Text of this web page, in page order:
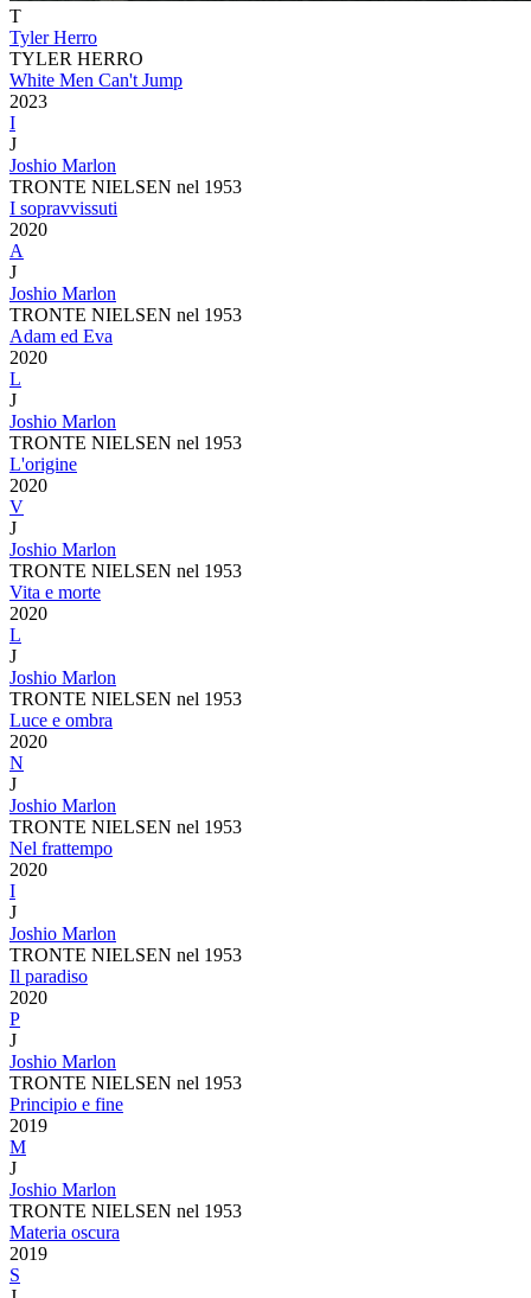
T
Tyler Herro
TYLER HERRO
White Men Can't Jump
2023
I
J
Joshio Marlon
TRONTE NIELSEN nel 1953
I sopravvissuti
2020
A
J
Joshio Marlon
TRONTE NIELSEN nel 1953
Adam ed Eva
2020
L
J
Joshio Marlon
TRONTE NIELSEN nel 1953
L'origine
2020
V
J
Joshio Marlon
TRONTE NIELSEN nel 1953
Vita e morte
2020
L
J
Joshio Marlon
TRONTE NIELSEN nel 1953
Luce e ombra
2020
N
J
Joshio Marlon
TRONTE NIELSEN nel 1953
Nel frattempo
2020
I
J
Joshio Marlon
TRONTE NIELSEN nel 1953
Il paradiso
2020
P
J
Joshio Marlon
TRONTE NIELSEN nel 1953
Principio e fine
2019
M
J
Joshio Marlon
TRONTE NIELSEN nel 1953
Materia oscura
2019
S